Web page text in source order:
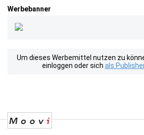
Werbebanner
Um dieses Werbemittel nutzen zu
einloggen oder sich als